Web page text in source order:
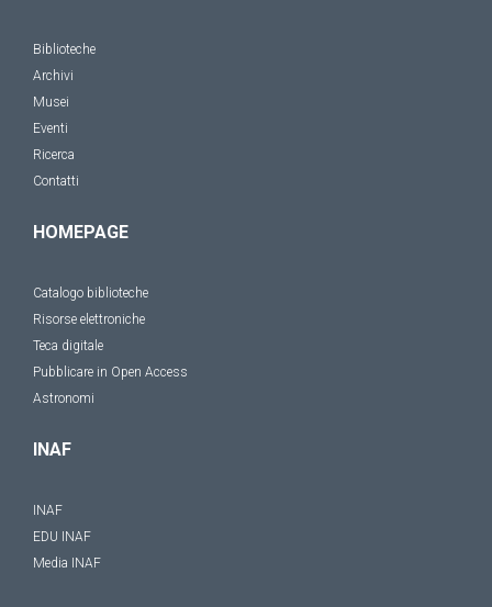
Biblioteche
Archivi
Musei
Eventi
Ricerca
Contatti
HOMEPAGE
Catalogo biblioteche
Risorse elettroniche
Teca digitale
Pubblicare in Open Access
Astronomi
INAF
INAF
EDU INAF
Media INAF